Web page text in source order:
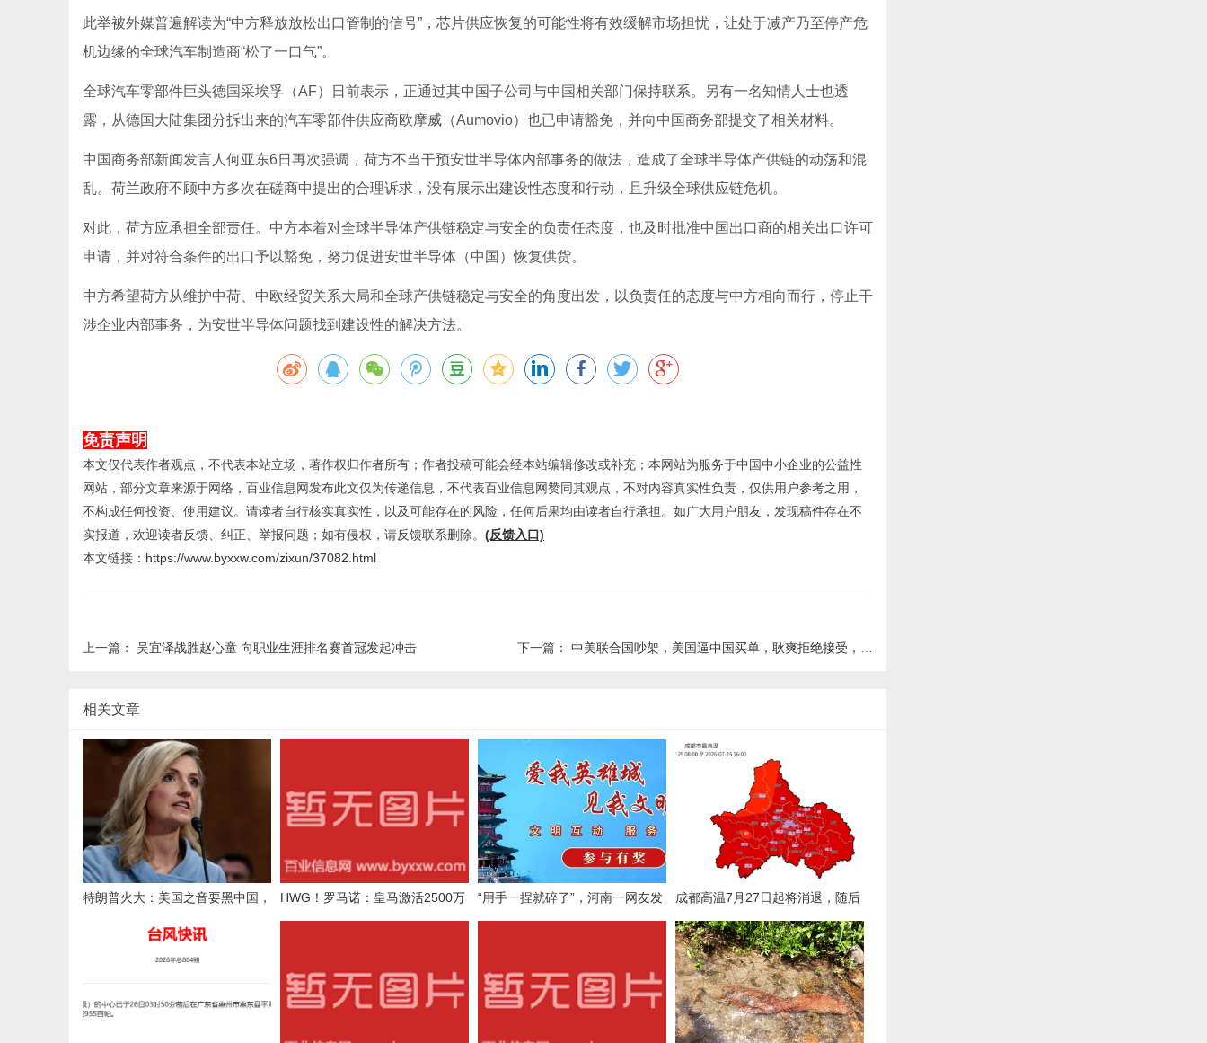
此举被外媒普遍解读为“中方释放放松出口管制的信号”，芯片供应恢复的可能性将有效缓解市场担忧，让处于减产乃至停产危
机边缘的全球汽车制造商“松了一口气”。
全球汽车零部件巨头德国采埃孚（AF）日前表示，正通过其中国子公司与中国相关部门保持联系。另有一名知情人士也透
露，从德国大陆集团分拆出来的汽车零部件供应商欧摩威（Aumovio）也已申请豁免，并向中国商务部提交了相关材料。
中国商务部新闻发言人何亚东6日再次强调，荷方不当干预安世半导体内部事务的做法，造成了全球半导体产供链的动荡和混
乱。荷兰政府不顾中方多次在磋商中提出的合理诉求，没有展示出建设性态度和行动，且升级全球供应链危机。
对此，荷方应承担全部责任。中方本着对全球半导体产供链稳定与安全的负责任态度，也及时批准中国出口商的相关出口许可
申请，并对符合条件的出口予以豁免，努力促进安世半导体（中国）恢复供货。
中方希望荷方从维护中荷、中欧经贸关系大局和全球产供链稳定与安全的角度出发，以负责任的态度与中方相向而行，停止干
涉企业内部事务，为安世半导体问题找到建设性的解决方法。
免责声明
本文仅代表作者观点，不代表本站立场，著作权归作者所有；作者投稿可能会经本站编辑修改或补充；本网站为服务于中国中小企业的公益性
网站，部分文章来源于网络，百业信息网发布此文仅为传递信息，不代表百业信息网赞同其观点，不对内容真实性负责，仅供用户参考之用，
不构成任何投资、使用建议。请读者自行核实真实性，以及可能存在的风险，任何后果均由读者自行承担。如广大用户朋友，发现稿件存在不
实报道，欢迎读者反馈、纠正、举报问题；如有侵权，请反馈联系删除。 (反馈入口)
本文链接： https://www.byxxw.com/zixun/37082.html
上一篇： 吴宜泽战胜赵心童 向职业生涯排名赛首冠发起冲击 下一篇： 中美联合国吵架，美国逼中国买单，耿爽拒绝接受，点名美国以眼还眼
相关文章
特朗普火大：美国之音要黑中国，
怎么“夸上了”，得改
HWG！罗马诺：皇马激活2500万
“用手一捏就碎了”，河南一网友发
22个闸坝进行了全面排查
成都高温7月27日起将消退，随后
迎来降雨时段